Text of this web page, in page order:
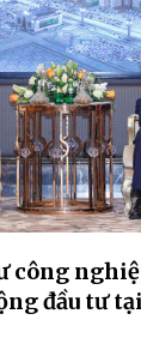
công
đầu tư